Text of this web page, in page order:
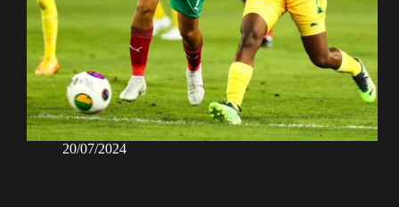
20/07/2024